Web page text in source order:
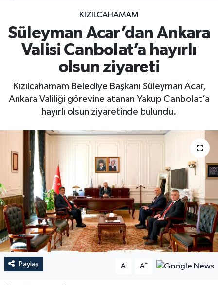
KIZILCAHAMAM
Süleyman Acar’dan Ankara
Valisi Canbolat’a hayırlı
olsun ziyareti
Kızılcahamam Belediye Başkanı Süleyman Acar,
Ankara Valiliği görevine atanan Yakup Canbolat’a
hayırlı olsun ziyaretinde bulundu.
Paylaş A- A+